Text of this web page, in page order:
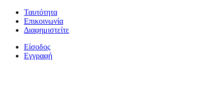
Ταυτότητα
Επικοινωνία
Διαφημιστείτε
Είσοδος
Εγγραφή